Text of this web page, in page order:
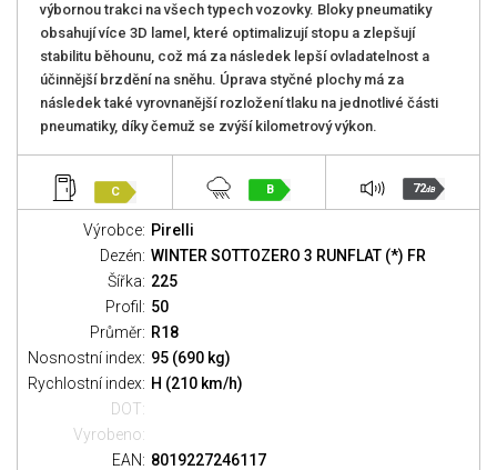
výbornou trakci na všech typech vozovky. Bloky pneumatiky
obsahují více 3D lamel, které optimalizují stopu a zlepšují
stabilitu běhounu, což má za následek lepší ovladatelnost a
účinnější brzdění na sněhu. Úprava styčné plochy má za
následek také vyrovnanější rozložení tlaku na jednotlivé části
pneumatiky, díky čemuž se zvýší kilometrový výkon.
C B 72dB
Výrobce: Pirelli
Dezén: WINTER SOTTOZERO 3 RUNFLAT (*) FR
Šířka: 225
Profil: 50
Průměr: R18
Nosnostní index: 95 (690 kg)
Rychlostní index: H (210 km/h)
DOT:
Vyrobeno:
EAN: 8019227246117